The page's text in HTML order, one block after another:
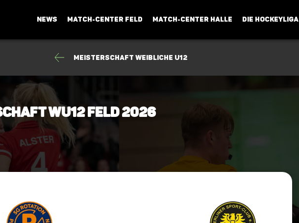
NEWS MATCH-CENTER FELD MATCH-CENTER HALLE DIE HOCKEYLIGA
Meisterschaft weibliche U12
wU12 Feld 2026